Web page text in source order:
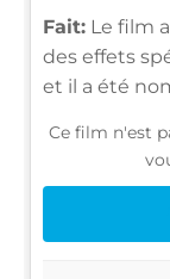
Fait: Le film
des effets
et il a été
Ce film n'est